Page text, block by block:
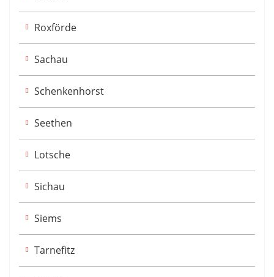
Roxförde
Sachau
Schenkenhorst
Seethen
Lotsche
Sichau
Siems
Tarnefitz